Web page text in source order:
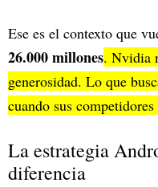
Ese es el contexto que
26.000 millones. Nvidia
generosidad. Lo que
cuando sus
La estrategia
diferencia